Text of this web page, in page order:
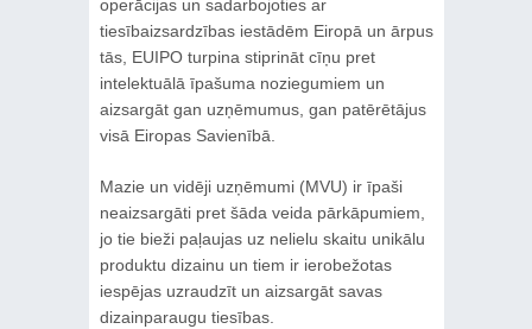
operācijas un sadarbojoties ar
tiesībaizsardzības iestādēm Eiropā un ārpus
tās, EUIPO turpina stiprināt cīņu pret
intelektuālā īpašuma noziegumiem un
aizsargāt gan uzņēmumus, gan patērētājus
visā Eiropas Savienībā.
Mazie un vidēji uzņēmumi (MVU) ir īpaši
neaizsargāti pret šāda veida pārkāpumiem,
jo tie bieži paļaujas uz nelielu skaitu unikālu
produktu dizainu un tiem ir ierobežotas
iespējas uzraudzīt un aizsargāt savas
dizainparaugu tiesības.